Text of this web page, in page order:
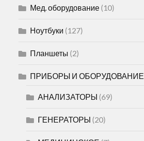
Мед. оборудование (10)
Ноутбуки (127)
Планшеты (2)
ПРИБОРЫ И ОБОРУДОВАНИЕ
АНАЛИЗАТОРЫ (69)
ГЕНЕРАТОРЫ (20)